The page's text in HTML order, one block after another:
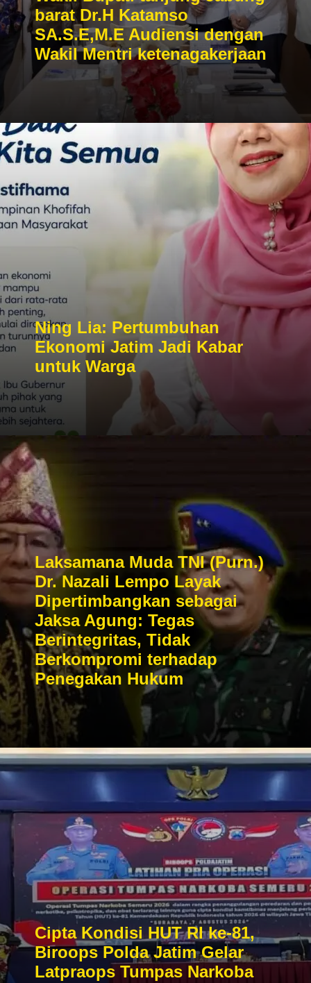
barat Dr.H Katamso
SA.S.E,M.E Audiensi dengan
Wakil Mentri ketenagakerjaan
Ning Lia: Pertumbuhan
Ekonomi Jatim Jadi Kabar
untuk Warga
Laksamana Muda TNI (Purn.)
Dr. Nazali Lempo Layak
Dipertimbangkan sebagai
Jaksa Agung: Tegas
Berintegritas, Tidak
Berkompromi terhadap
Penegakan Hukum
Cipta Kondisi HUT RI ke-81,
Biroops Polda Jatim Gelar
Latpraops Tumpas Narkoba